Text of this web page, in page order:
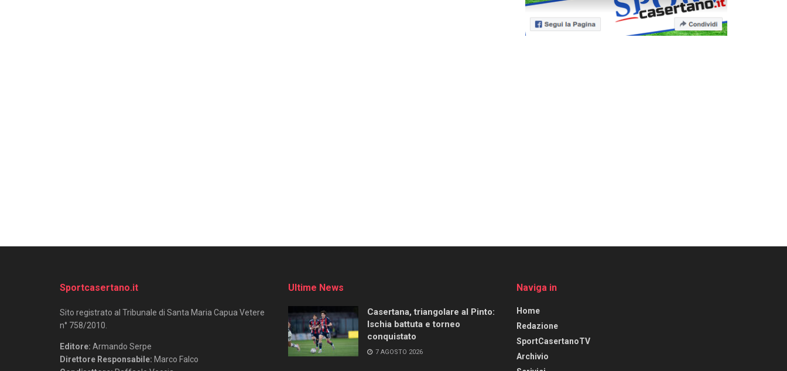
Sportcasertano.it
Sito registrato al Tribunale di Santa Maria Capua Vetere
n° 758/2010.
Editore: Armando Serpe
Direttore Responsabile: Marco Falco
Ultime News
Casertana, triangolare al Pinto:
Ischia battuta e torneo
conquistato
7 AGOSTO 2026
Naviga in
Home
Redazione
SportCasertanoTV
Archivio